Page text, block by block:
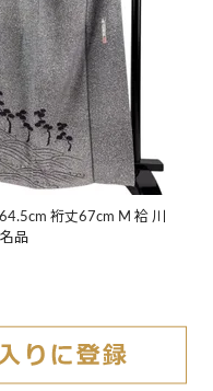
裄丈67cm M 袷 川
品